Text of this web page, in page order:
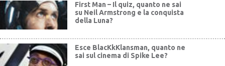
First Man – Il quiz, quanto ne sai
su Neil Armstrong e la conquista
della Luna?
Esce BlacKkKlansman, quanto ne
sai sul cinema di Spike Lee?